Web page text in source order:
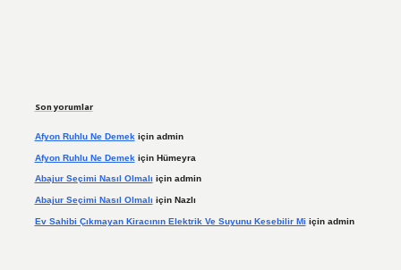
Son yorumlar
Afyon Ruhlu Ne Demek için admin
Afyon Ruhlu Ne Demek için Hümeyra
Abajur Seçimi Nasıl Olmalı için admin
Abajur Seçimi Nasıl Olmalı için Nazlı
Ev Sahibi Çıkmayan Kiracının Elektrik Ve Suyunu Kesebilir Mi için admin